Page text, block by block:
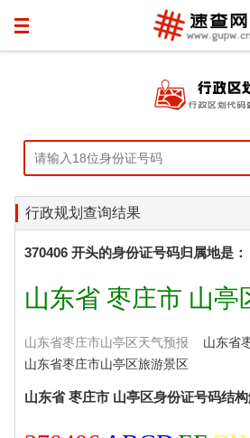
行政规划查询结果
370406 开头的身份证号码归属地是：
山东省 枣庄市 山亭
山东省枣庄市山亭区天气预报
山东省
山东省枣庄市山亭区旅游景区
山东省 枣庄市 山亭区身份证号码结构